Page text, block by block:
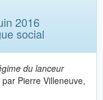
2016
social
du lanceur
par Pierre Villeneuve,